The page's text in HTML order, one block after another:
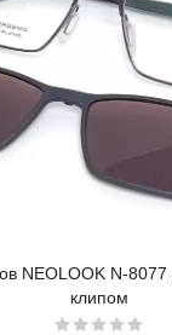
NEOLOOK N-
клипом